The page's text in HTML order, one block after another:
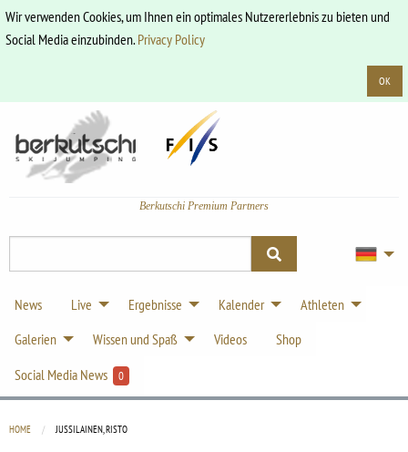
Wir verwenden Cookies, um Ihnen ein optimales Nutzererlebnis zu bieten und
Social Media einzubinden.Privacy Policy
OK
Berkutschi Premium Partners
News Live Ergebnisse Kalender
Athleten
Galerien
Wissen und Spaß Videos
Shop
Social Media News
0
HOME CURRENT:
JUSSILAINEN, RISTO